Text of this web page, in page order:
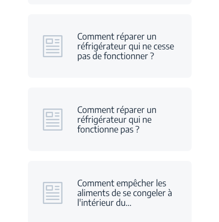
Comment réparer un
réfrigérateur qui ne cesse
pas de fonctionner ?
Comment réparer un
réfrigérateur qui ne
fonctionne pas ?
Comment empêcher les
aliments de se congeler à
l'intérieur du…